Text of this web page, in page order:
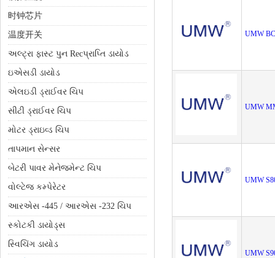
时钟芯片
温度开关
અલ્ટ્રા ફાસ્ટ પુન Recપ્રાપ્તિ ડાયોડ
ઇએસડી ડાયોડ
એલઇડી ડ્રાઈવર ચિપ
સીટી ડ્રાઈવર ચિપ
મોટર ડ્રાઇવ્ડ ચિપ
તાપમાન સેન્સર
બેટરી પાવર મેનેજમેન્ટ ચિપ
વોલ્ટેજ કમ્પેરેટર
આરએસ -445 / આરએસ -232 ચિપ
સ્કોટકી ડાયોડ્સ
સ્વિચિંગ ડાયોડ
UMW
UMW
UMW
UMW